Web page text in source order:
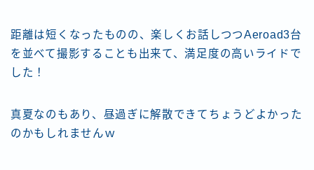
距離は短くなったものの、楽しくお話しつつAeroad3台
を並べて撮影することも出来て、満足度の高いライドで
した！
真夏なのもあり、昼過ぎに解散できてちょうどよかった
のかもしれませんｗ